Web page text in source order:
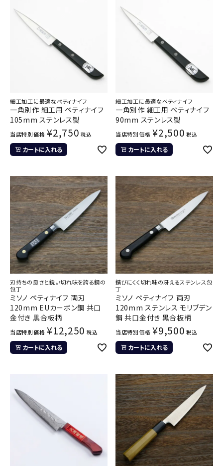
細工加工に最適なペティナイフ
一角別作 細工用 ペティナイフ
105mm ステンレス製
当店特別価格 ¥2,750 税込
カートに入れる
細工加工に最適なペティナイフ
一角別作 細工用 ペティナイフ
90mm ステンレス製
当店特別価格 ¥2,500 税込
カートに入れる
刃持ちの良さと鋭い切れ味を誇る鋼の
包丁
ミソノ ペティナイフ 両刃
120mm EUカーボン鋼 共口
金付き 黒合板柄
当店特別価格 ¥12,250 税込
カートに入れる
錆びにくく切れ味の冴えるステンレス包
丁
ミソノ ペティナイフ 両刃
120mm ステンレス モリブデン
鋼 共口金付き 黒合板柄
当店特別価格 ¥9,500 税込
カートに入れる